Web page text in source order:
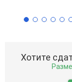
Хотите